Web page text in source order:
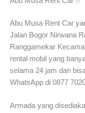
Abu Musa Rent Car
Jalan Bogor Nirwana
Ranggamekar
rental mobil yang
selama 24 jam dan
WhatsApp di 0877
Armada yang